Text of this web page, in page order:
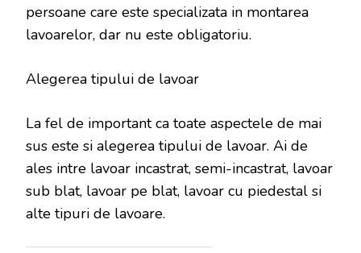
persoane care este specializata in montarea
lavoarelor, dar nu este obligatoriu.
Alegerea tipului de lavoar
La fel de important ca toate aspectele de mai
sus este si alegerea tipului de lavoar. Ai de
ales intre lavoar incastrat, semi-incastrat, lavoar
sub blat, lavoar pe blat, lavoar cu piedestal si
alte tipuri de lavoare.